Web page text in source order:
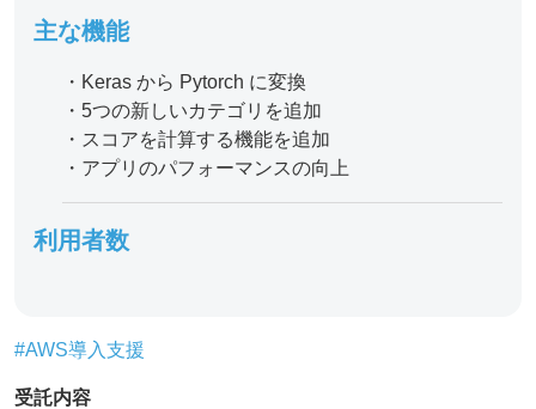
主な機能
・Keras から Pytorch に変換
・5つの新しいカテゴリを追加
・スコアを計算する機能を追加
・アプリのパフォーマンスの向上
利用者数
#AWS導入支援
受託内容